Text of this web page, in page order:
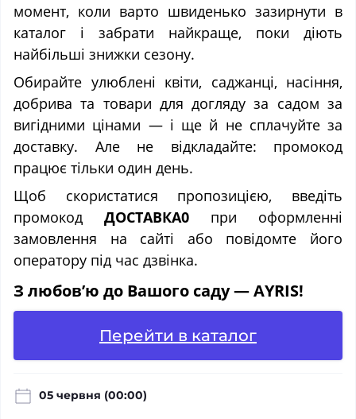
момент, коли варто швиденько зазирнути в
каталог і забрати найкраще, поки діють
найбільші знижки сезону.
Обирайте улюблені квіти, саджанці, насіння,
добрива та товари для догляду за садом за
вигідними цінами — і ще й не сплачуйте за
доставку. Але не відкладайте: промокод
працює тільки один день.
Щоб скористатися пропозицією, введіть
промокод ДОСТАВКА0 при оформленні
замовлення на сайті або повідомте його
оператору під час дзвінка.
З любов’ю до Вашого саду — AYRIS!
Перейти в каталог
05 червня (00:00)